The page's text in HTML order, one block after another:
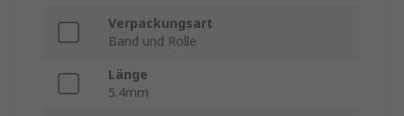
Verpackungsart
Band und Rolle
Länge
5.4mm